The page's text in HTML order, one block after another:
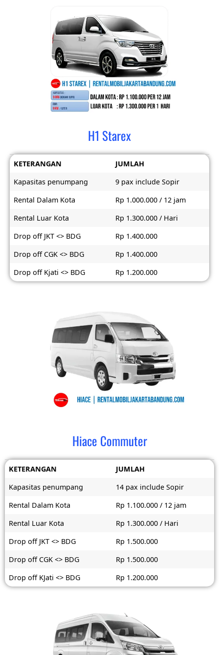
H1 Starex
KETERANGAN
JUMLAH
Kapasitas penumpang
9 pax include Sopir
Rental Dalam Kota
Rp 1.000.000 / 12 jam
Rental Luar Kota
Rp 1.300.000 / Hari
Drop off JKT <> BDG
Rp 1.400.000
Drop off CGK <> BDG
Rp 1.400.000
Drop off Kjati <> BDG
Rp 1.200.000
Hiace Commuter
KETERANGAN
JUMLAH
Kapasitas penumpang
14 pax include Sopir
Rental Dalam Kota
Rp 1.100.000 / 12 jam
Rental Luar Kota
Rp 1.300.000 / Hari
Drop off JKT <> BDG
Rp 1.500.000
Drop off CGK <> BDG
Rp 1.500.000
Drop off KJati <> BDG
Rp 1.200.000